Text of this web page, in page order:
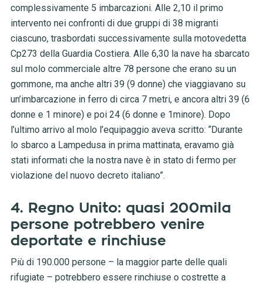
complessivamente 5 imbarcazioni. Alle 2,10 il primo
intervento nei confronti di due gruppi di 38 migranti
ciascuno, trasbordati successivamente sulla motovedetta
Cp273 della Guardia Costiera. Alle 6,30 la nave ha sbarcato
sul molo commerciale altre 78 persone che erano su un
gommone, ma anche altri 39 (9 donne) che viaggiavano su
un’imbarcazione in ferro di circa 7 metri, e ancora altri 39 (6
donne e 1 minore) e poi 24 (6 donne e 1minore). Dopo
l’ultimo arrivo al molo l’equipaggio aveva scritto: “Durante
lo sbarco a Lampedusa in prima mattinata, eravamo già
stati informati che la nostra nave è in stato di fermo per
violazione del nuovo decreto italiano”.
4. Regno Unito: quasi 200mila
persone potrebbero venire
deportate e rinchiuse
Più di 190.000 persone – la maggior parte delle quali
rifugiate – potrebbero essere rinchiuse o costrette a